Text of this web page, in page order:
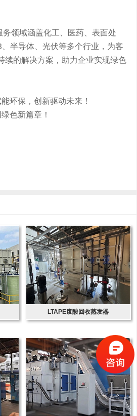
务领域涵盖化工、医药、表面处
、半导体、光伏等多个行业，为客
续的解决方案，助力企业实现绿色
环保，创新驱动未来！
色新篇章！
LTAPE废酸回收蒸发器